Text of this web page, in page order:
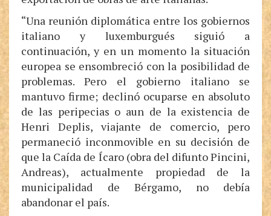
“Una reunión diplomática entre los gobiernos
italiano y luxemburgués siguió a
continuación, y en un momento la situación
europea se ensombreció con la posibilidad de
problemas. Pero el gobierno italiano se
mantuvo firme; declinó ocuparse en absoluto
de las peripecias o aun de la existencia de
Henri Deplis, viajante de comercio, pero
permaneció inconmovible en su decisión de
que la Caída de Ícaro (obra del difunto Pincini,
Andreas), actualmente propiedad de la
municipalidad de Bérgamo, no debía
abandonar el país.